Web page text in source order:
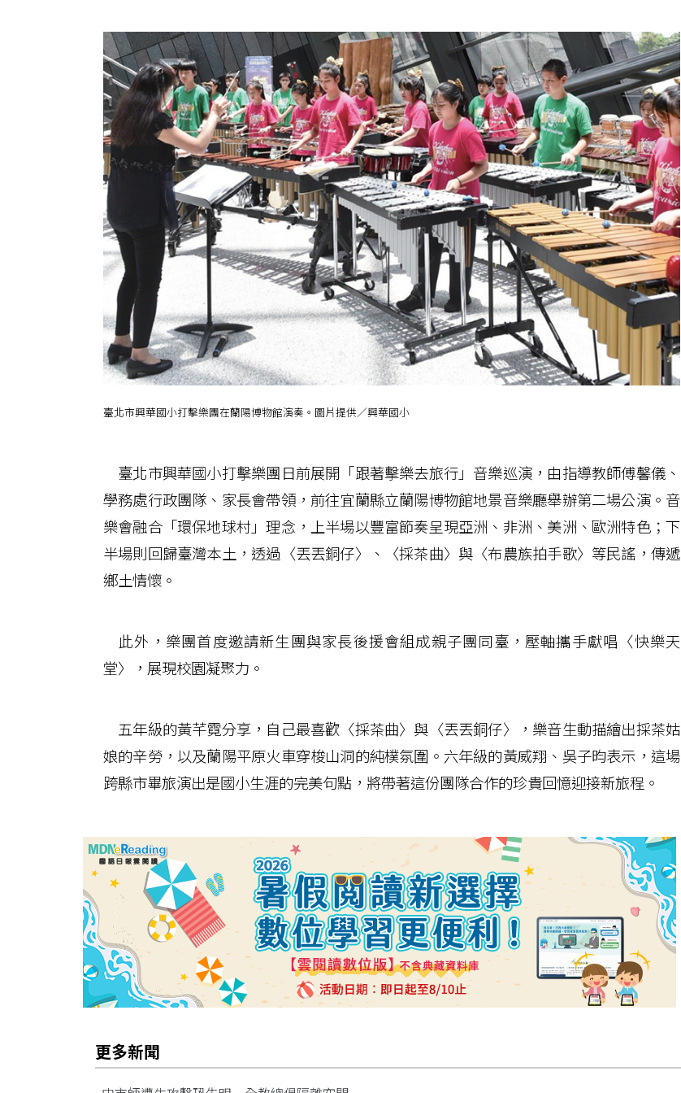
臺北市興華國小打擊樂團在蘭陽博物館演奏。圖片提供／興華國小
臺北市興華國小打擊樂團日前展開「跟著擊樂去旅行」音樂巡演，由指導教師傅馨儀、
學務處行政團隊、家長會帶領，前往宜蘭縣立蘭陽博物館地景音樂廳舉辦第二場公演。音
樂會融合「環保地球村」理念，上半場以豐富節奏呈現亞洲、非洲、美洲、歐洲特色；下
半場則回歸臺灣本土，透過〈丟丟銅仔〉、〈採茶曲〉與〈布農族拍手歌〉等民謠，傳遞
鄉土情懷。
此外，樂團首度邀請新生團與家長後援會組成親子團同臺，壓軸攜手獻唱〈快樂天
堂〉，展現校園凝聚力。
五年級的黃芊霓分享，自己最喜歡〈採茶曲〉與〈丟丟銅仔〉，樂音生動描繪出採茶姑
娘的辛勞，以及蘭陽平原火車穿梭山洞的純樸氛圍。六年級的黃威翔、吳子昀表示，這場
跨縣市畢旅演出是國小生涯的完美句點，將帶著這份團隊合作的珍貴回憶迎接新旅程。
更多新聞